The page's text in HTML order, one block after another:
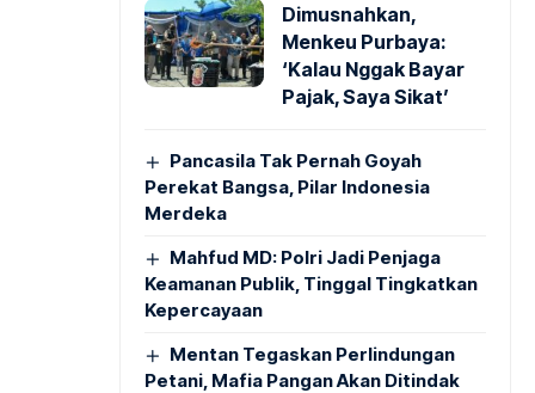
Dimusnahkan,
Menkeu Purbaya:
‘Kalau Nggak Bayar
Pajak, Saya Sikat’
Pancasila Tak Pernah Goyah
Perekat Bangsa, Pilar Indonesia
Merdeka
Mahfud MD: Polri Jadi Penjaga
Keamanan Publik, Tinggal Tingkatkan
Kepercayaan
Mentan Tegaskan Perlindungan
Petani, Mafia Pangan Akan Ditindak